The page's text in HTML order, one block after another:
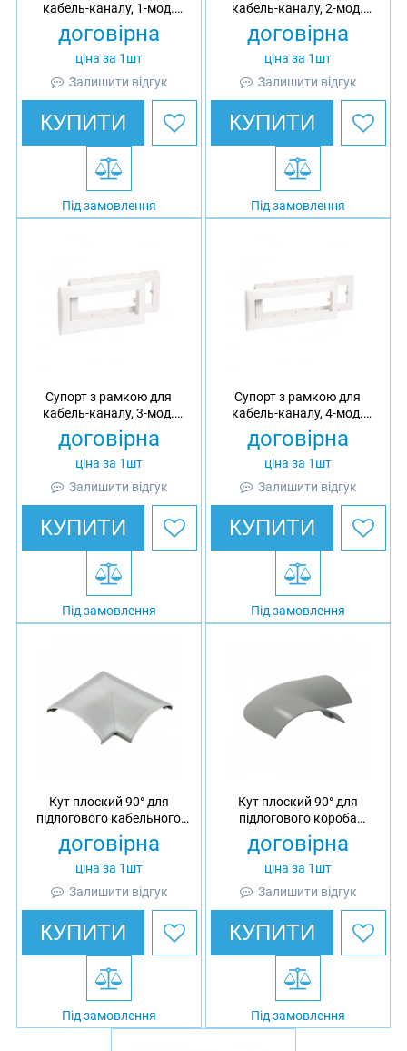
кабель-каналу, 1-мод.
стандарту 45x45 Ultra, АБС
договірна
ціна за 1шт
Залишити відгук
КУПИТИ
Під замовлення
кабель-каналу, 2-мод.
стандарту 45x45 Ultra, АБС
договірна
ціна за 1шт
Залишити відгук
КУПИТИ
Під замовлення
Супорт з рамкою для
кабель-каналу, 3-мод.
стандарту 45x45 Ultra, АБС
договірна
ціна за 1шт
Залишити відгук
КУПИТИ
Під замовлення
Супорт з рамкою для
кабель-каналу, 4-мод.
стандарту 45x45 Ultra, АБС
договірна
ціна за 1шт
Залишити відгук
КУПИТИ
Під замовлення
Кут плоский 90° для
підлогового кабельного
каналу 77x19 Ultra, ПВХ
договірна
ціна за 1шт
Залишити відгук
КУПИТИ
Під замовлення
Кут плоский 90° для
підлогового короба
OptiLine 45, ПВХ
договірна
ціна за 1шт
Залишити відгук
КУПИТИ
Під замовлення